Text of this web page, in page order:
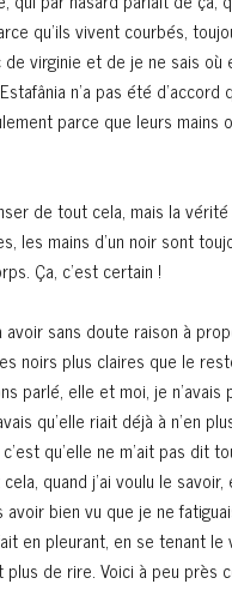
qu’ils vivent courbés,
virginie et de je ne sais où
n’a pas été d’accord
parce que leurs mains
de tout cela, mais la
les mains d’un noir sont
Ça, c’est certain !
sans doute raison à
noirs plus claires que le
parlé, elle et moi, je n’avais
qu’elle riait déjà à n’en
qu’elle ne m’ait pas dit
quand j’ai voulu le savoir,
avoir bien vu que je ne
en pleurant, en se tenant
plus de rire. Voici à peu près